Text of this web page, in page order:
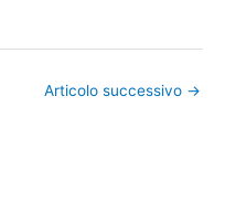
Articolo successivo →